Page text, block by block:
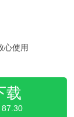
心使用
载
87.30